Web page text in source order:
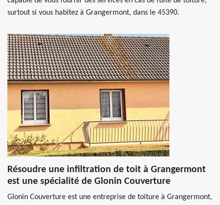
surtout si vous habitez à Grangermont, dans le 45390.
Résoudre une infiltration de toit à Grangermont
est une spécialité de Glonin Couverture
Glonin Couverture est une entreprise de toiture à Grangermont,